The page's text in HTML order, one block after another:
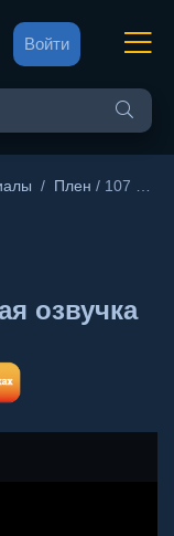
Войти
/ Плен / 107 серия русская озвучка
озвучка